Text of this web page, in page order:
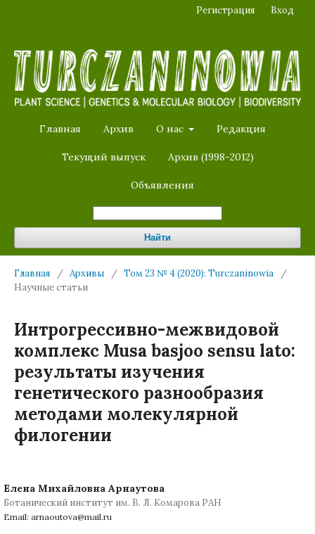
Главная Архив О нас Редакция
Текущий выпуск Архив (1998-2012)
Объявления
Найти
Регистрация Вход
Главная / Архивы / Том 23 № 4 (2020): Turczaninowia
/
Научные статьи
Интрогрессивно-межвидовой
комплекс Musa basjoo sensu lato:
результаты изучения
генетического разнообразия
методами молекулярной
филогении
Елена Михайловна Арнаутова
Ботанический институт им. В. Л. Комарова РАН
Email: arnaoutova@mail.ru